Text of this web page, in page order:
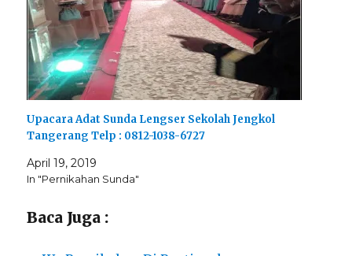
Upacara Adat Sunda Lengser Sekolah Jengkol
Tangerang Telp : 0812-1038-6727
April 19, 2019
In "Pernikahan Sunda"
Baca Juga :